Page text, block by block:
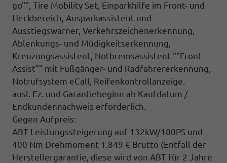
go"", Tire Mobility Set, Einparkhilfe im Front- und
Heckbereich, Ausparkassistent und
Ausstiegswarner, Verkehrszeichenerkennung,
Ablenkungs- und Müdigkeitserkennung,
Kreuzungsassistent, Notbremsassistent ""Front
Assist"" mit Fußgänger- und Radfahrererkennung,
Notrufsystem eCall, Reifenkontrollanzeige.
ausl. Ez. und Garantiebeginn ab Kaufdatum /
Endkundennachweis erforderlich.
Gegen Aufpreis:
ABT Leistungssteigerung auf 132kW/180PS und
400 Nm Drehmoment 1.849 € Brutto (Entfall der
Herstellergarantie, diese wird von ABT für 2 Jahre